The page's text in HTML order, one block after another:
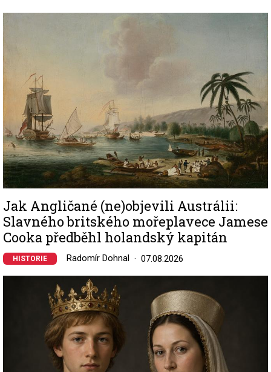
Jak Angličané (ne)objevili Austrálii:
Slavného britského mořeplavece Jamese
Cooka předběhl holandský kapitán
HISTORIE Radomír Dohnal 07.08.2026